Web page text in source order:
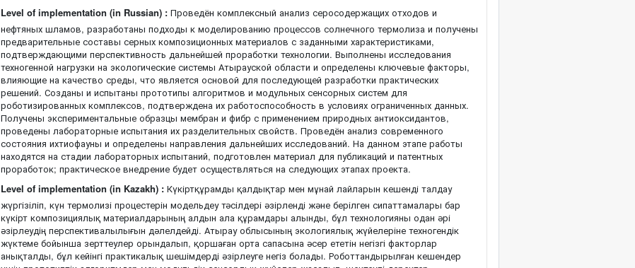
Level of implementation (in Russian) : Проведён комплексный анализ серосодержащих отходов и
нефтяных шламов, разработаны подходы к моделированию процессов солнечного термолиза и получены
предварительные составы серных композиционных материалов с заданными характеристиками,
подтверждающими перспективность дальнейшей проработки технологии. Выполнены исследования
техногенной нагрузки на экологические системы Атырауской области и определены ключевые факторы,
влияющие на качество среды, что является основой для последующей разработки практических
решений. Созданы и испытаны прототипы алгоритмов и модульных сенсорных систем для
роботизированных комплексов, подтверждена их работоспособность в условиях ограниченных данных.
Получены экспериментальные образцы мембран и фибр с применением природных антиоксидантов,
проведены лабораторные испытания их разделительных свойств. Проведён анализ современного
состояния ихтиофауны и определены направления дальнейших исследований. На данном этапе работы
находятся на стадии лабораторных испытаний, подготовлен материал для публикаций и патентных
проработок; практическое внедрение будет осуществляться на следующих этапах проекта.
Level of implementation (in Kazakh) : Күкіртқұрамды қалдықтар мен мұнай лайларын кешенді талдау
жүргізіліп, күн термолизі процестерін модельдеу тәсілдері әзірленді және берілген сипаттамалары бар
күкірт композициялық материалдарының алдын ала құрамдары алынды, бұл технологияны одан әрі
әзірлеудің перспективалылығын дәлелдейді. Атырау облысының экологиялық жүйелеріне техногендік
жүктеме бойынша зерттеулер орындалып, қоршаған орта сапасына әсер ететін негізгі факторлар
анықталды, бұл кейінгі практикалық шешімдерді әзірлеуге негіз болады. Роботтандырылған кешендер